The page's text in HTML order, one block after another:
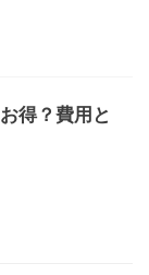
得？費用と